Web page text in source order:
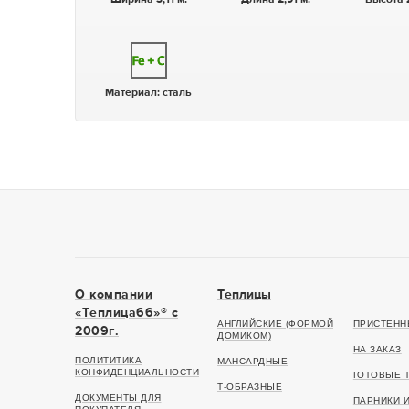
Материал:сталь
О компании
«Теплица66»® c
2009г.
ПОЛИТИТИКА
КОНФИДЕНЦИАЛЬНОСТИ
ДОКУМЕНТЫ ДЛЯ
Теплицы
АНГЛИЙСКИЕ (ФОРМОЙ
ДОМИКОМ)
МАНСАРДНЫЕ
Т-ОБРАЗНЫЕ
НА ЗАКАЗ
ГОТОВЫЕ
ПАРНИКИ